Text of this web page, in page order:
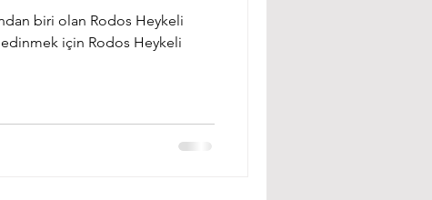
biri olan Rodos Heykeli
için Rodos Heykeli